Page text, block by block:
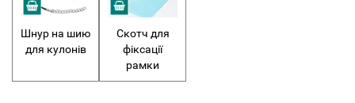
Шнур на шию
для кулонів
Скотч для
фіксації
рамки